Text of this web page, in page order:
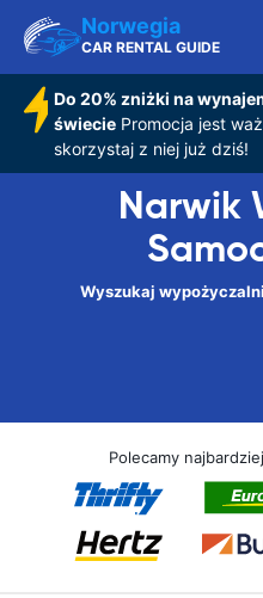
Norwegia
CAR RENTAL GUIDE
Do 20% zniżki na
świeciePromocja jest
skorzystaj z niej już dziś!
Narwik
Wyszukaj
Polecamy